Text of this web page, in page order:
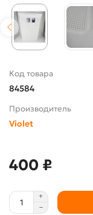
Код товара
84584
Производитель
Violet
400 ₽